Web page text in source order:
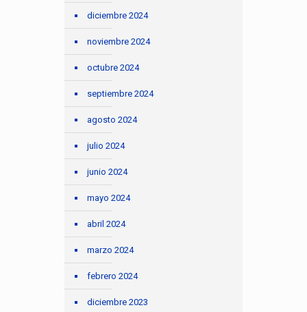
diciembre 2024
noviembre 2024
octubre 2024
septiembre 2024
agosto 2024
julio 2024
junio 2024
mayo 2024
abril 2024
marzo 2024
febrero 2024
diciembre 2023